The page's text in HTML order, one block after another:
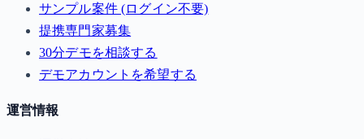
サンプル案件 (ログイン不要)
提携専門家募集
30分デモを相談する
デモアカウントを希望する
運営情報